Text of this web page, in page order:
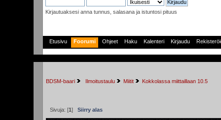
Kirjautuaksesi anna tunnus, salasana ja istuntosi pituus
Etusivu Foorumi Ohjeet Haku Kalenteri Kirjaudu
BDSM-baari Ilmoitustaulu Miitit Kokkolassa miittaillaan 10.5
Sivuja: [1]Siirry alas